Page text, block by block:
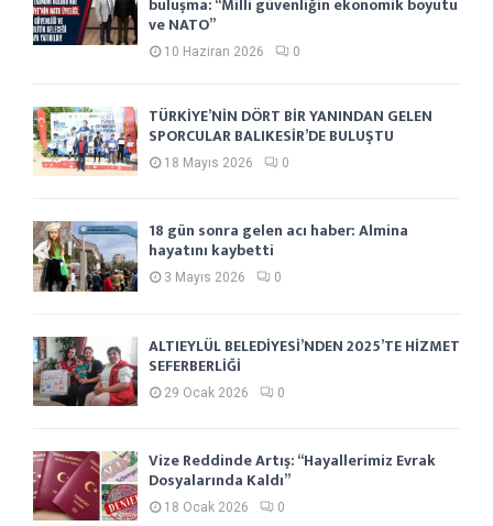
ve NATO”
10 Haziran 2026 0
TÜRKİYE’NİN DÖRT BİR YANINDAN GELEN
SPORCULAR BALIKESİR’DE BULUŞTU
18 Mayıs 2026 0
18 gün sonra gelen acı haber: Almina
hayatını kaybetti
3 Mayıs 2026 0
ALTIEYLÜL BELEDİYESİ’NDEN 2025’TE HİZMET
SEFERBERLİĞİ
29 Ocak 2026 0
Vize Reddinde Artış: “Hayallerimiz Evrak
Dosyalarında Kaldı”
18 Ocak 2026 0